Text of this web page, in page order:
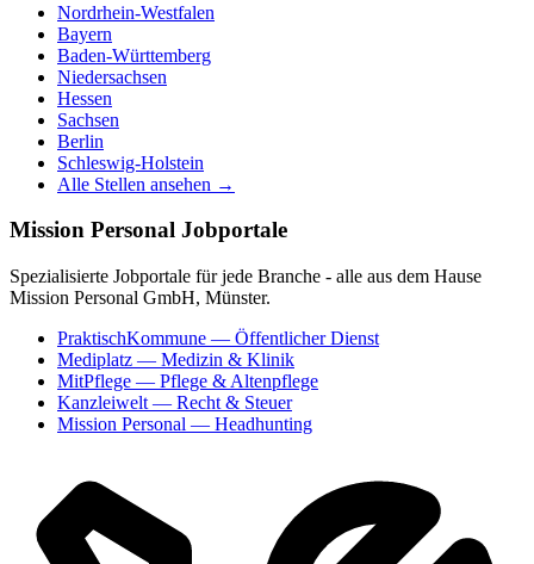
Nordrhein-Westfalen
Bayern
Baden-Württemberg
Niedersachsen
Hessen
Sachsen
Berlin
Schleswig-Holstein
Alle Stellen ansehen →
Mission Personal Jobportale
Spezialisierte Jobportale für jede Branche - alle aus dem Hause
Mission Personal GmbH, Münster.
PraktischKommune — Öffentlicher Dienst
Mediplatz — Medizin & Klinik
MitPflege — Pflege & Altenpflege
Kanzleiwelt — Recht & Steuer
Mission Personal — Headhunting